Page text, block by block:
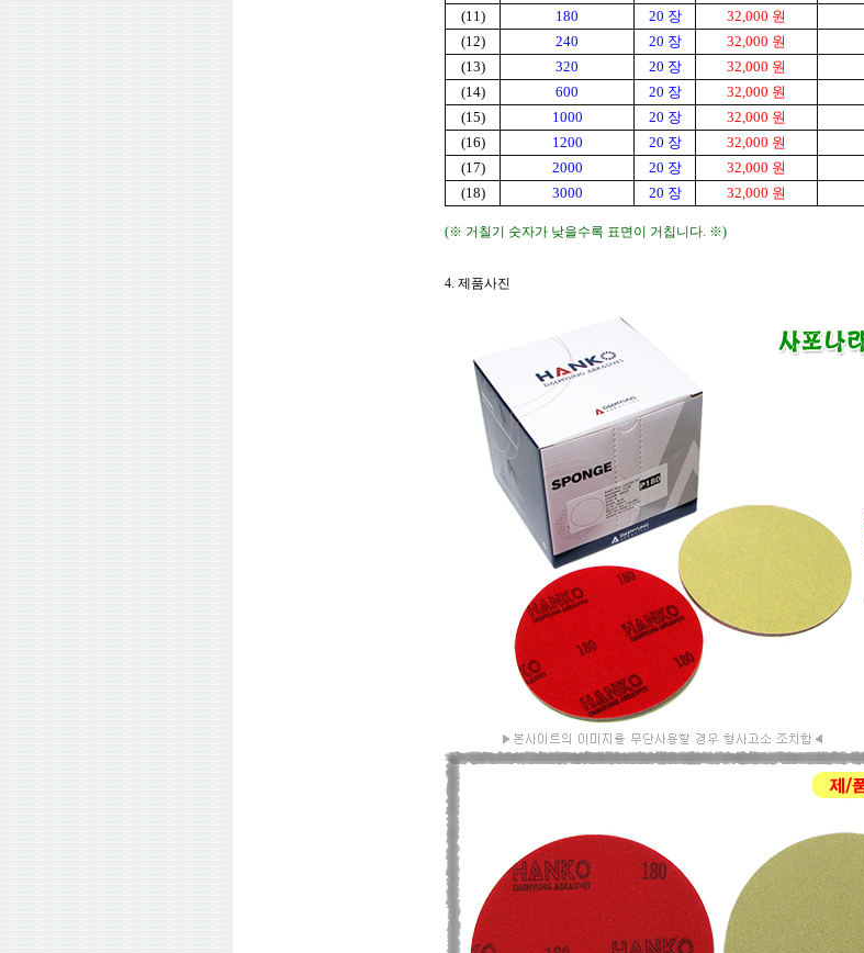
(11)
180 20 장
32,000 원
(12)
240 20 장
32,000 원
(13)
320 20 장
32,000 원
(14)
600 20 장
32,000 원
(15)
1000 20 장
32,000 원
(16)
1200 20 장
32,000 원
(17)
2000 20 장
32,000 원
(18)
3000 20 장 32,000 원
(※ 거칠기 숫자가 낮을수록 표면이 거칩니다. ※)
4. 제품사진